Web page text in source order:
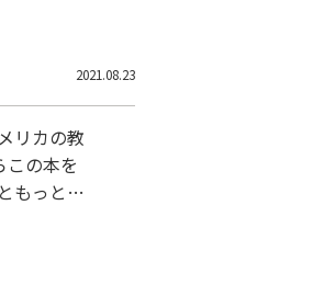
2021.08.23
の本を
もっと近